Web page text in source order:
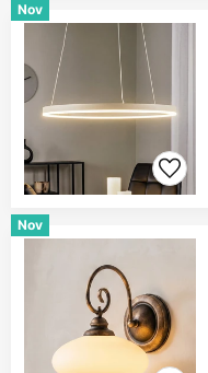
Nov
Nov